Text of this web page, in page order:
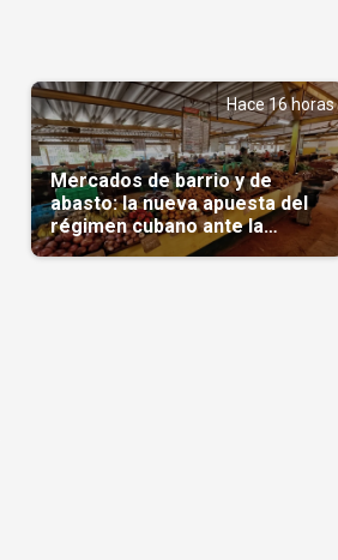
Hace 16 horas
Mercados de barrio y de
abasto: la nueva apuesta del
régimen cubano ante la
escasez